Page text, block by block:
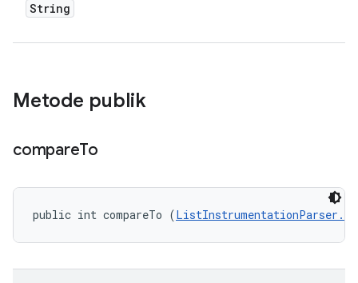
String
Metode publik
compareTo
public int compareTo (